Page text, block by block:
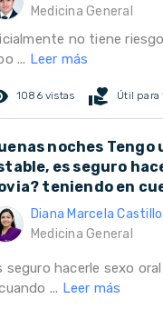
Medicina General
no tiene
... Leer más
1086 vistas volunteer_activism Útil para
noches Tengo
es seguro
teniendo en
Diana Marcela
Medicina General
seguro hacerle sexo
... Leer más